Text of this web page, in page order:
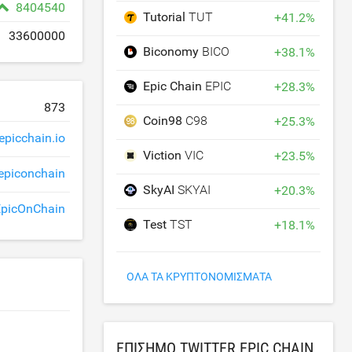
8404540
33600000
873
TutorialTUT +41.2%
Biconomy BICO +38.1%
Epic Chain EPIC +28.3%
Coin98 C98 +25.3%
VictionVIC +23.5%
SkyAISKYAI +20.3%
TestTST +18.1%
ΌΛΑ ΤΑ ΚΡΥΠΤΟΝΟΜΊΣΜΑΤΑ
ΕΠΊΣΗΜΟ TWITTER EPIC CHAIN